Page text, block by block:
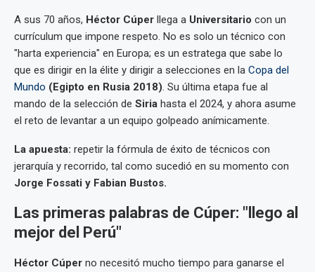
A sus 70 años, Héctor Cúper llega a Universitario con un
currículum que impone respeto. No es solo un técnico con
"harta experiencia" en Europa; es un estratega que sabe lo
que es dirigir en la élite y dirigir a selecciones en la Copa del
Mundo (Egipto en Rusia 2018). Su última etapa fue al
mando de la selección de Siria hasta el 2024, y ahora asume
el reto de levantar a un equipo golpeado anímicamente.
La apuesta: repetir la fórmula de éxito de técnicos con
jerarquía y recorrido, tal como sucedió en su momento con
Jorge Fossati y Fabian Bustos.
Las primeras palabras de Cúper: "llego al
mejor del Perú"
Héctor Cúper no necesitó mucho tiempo para ganarse el